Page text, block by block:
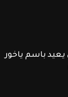
يعيد باسم ياخور